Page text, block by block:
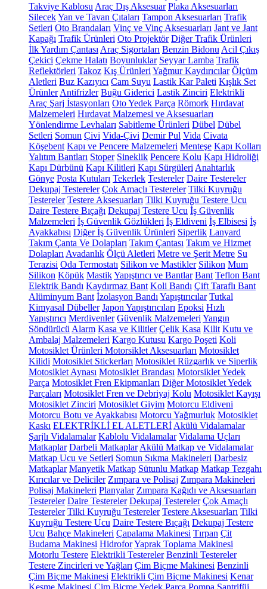
Takviye Kablosu Araç Dış Aksesuar Plaka Aksesuarları
SilecekYan ve Tavan Çıtaları Tampon Aksesuarları Trafik
Setleri Oto Brandaları Vinç ve Vinç Aksesuarları Jant ve Jant
Kapağı Trafik Ürünleri Oto Projektör Diğer Trafik Ürünleri
İlk Yardım Çantası Araç Sigortaları Benzin Bidonu Acil Çıkış
Çekici Çekme Halatı Boyunluklar Seyyar Lamba Trafik
Reflektörleri Takoz Kış Ürünleri Yağmur Kaydırıcılar Ölçüm
Aletleri Buz Kazıyıcı Cam Suyu Lastik Kar Paleti Kışlık Set
Ürünler Antifrizler Buğu Giderici Lastik Zinciri Elektrikli
Araç Şarj İstasyonları Oto Yedek Parça Römork Hırdavat
Malzemeleri Hırdavat Malzemesi ve Aksesuarları
Yönlendirme Levhaları Sabitleme Ürünleri Dübel Dübel
Setleri Somun Çivi Vida-Çivi Demir Pul Vida Civata
Köşebent Kapı ve Pencere Malzemeleri Menteşe Kapı Kolları
Yalıtım Bantları Stoper Sineklik Pencere Kolu Kapı Hidroliği
Kapı Dürbünü Kapı Kilitleri Kapı Sürgüleri Anahtarlık
Gönye Posta Kutuları Tekerlek Testereler Daire Testereler
Dekupaj Testereler Çok Amaçlı Testereler Tilki Kuyruğu
Testereler Testere Aksesuarları Tilki Kuyruğu Testere Ucu
Daire Testere Bıçağı Dekupaj Testere Ucu İş Güvenlik
Malzemeleri İş Güvenlik Gözlükleri İş Eldiveni İş Elbisesi İş
Ayakkabısı Diğer İş Güvenlik Ürünleri Siperlik Lanyard
Takım Çanta Ve Dolapları Takım Çantası Takım ve Hizmet
Dolapları Avadanlık Ölçü Aletleri Metre ve Şerit Metre Su
Terazisi Oda Termostatı Silikon ve Mastikler Silikon Mum
Silikon Köpük MastikYapıştırıcı ve Bantlar Bant Teflon Bant
Elektrik Bandı Kaydırmaz Bant Koli Bandı Çift Taraflı Bant
Alüminyum Bant İzolasyon Bandı Yapıştırıcılar Tutkal
Kimyasal Dübeller Japon Yapıştırıcıları Epoksi Hızlı
Yapıştırıcı Merdivenler Güvenlik Malzemeleri Yangın
Söndürücü Alarm Kasa ve Kilitler Çelik Kasa Kilit Kutu ve
Ambalaj Malzemeleri Kargo Kutusu Kargo Poşeti Koli
Motosiklet Ürünleri Motorsiklet Aksesuarları Motosiklet
Kilidi Motosiklet Stickerları Motosiklet Rüzgarlık ve Siperlik
Motosiklet Aynası Motosiklet Brandası Motorsiklet Yedek
Parça Motosiklet Fren Ekipmanları Diğer Motosiklet Yedek
Parçaları Motosiklet Fren ve Debriyaj Kolu Motosiklet Kayışı
Motosiklet Zinciri Motosiklet Giyim Motorcu Eldiveni
Motorcu Botu ve Ayakkabısı Motorcu Yağmurluk Motosiklet
Kaskı ELEKTRİKLİ EL ALETLERİ Akülü Vidalamalar
Şarjlı Vidalamalar Kablolu Vidalamalar Vidalama Uçları
Matkaplar Darbeli Matkaplar Akülü Matkap ve Vidalamalar
Matkap Ucu ve Setleri Somun Sıkma Makineleri Darbesiz
Matkaplar Manyetik Matkap Sütunlu Matkap Matkap Tezgahı
Kırıcılar ve Deliciler Zımpara ve Polisaj Zımpara Makineleri
Polisaj Makineleri Planyalar Zımpara Kağıdı ve Aksesuarları
Testereler Daire Testereler Dekupaj Testereler Çok Amaçlı
Testereler Tilki Kuyruğu Testereler Testere Aksesuarları Tilki
Kuyruğu Testere Ucu Daire Testere Bıçağı Dekupaj Testere
Ucu Bahçe Makineleri Çapalama Makinesi Tırpan Çit
Budama Makinesi HidroforYaprak Toplama Makinesi
Motorlu Testere Elektrikli Testereler Benzinli Testereler
Testere Zincirleri ve Yağları Çim Biçme Makinesi Benzinli
Çim Biçme Makinesi Elektrikli Çim Biçme Makinesi Kenar
Kesme Makinesi Çim Biçme Yedek Parça Pompa Santrifüj